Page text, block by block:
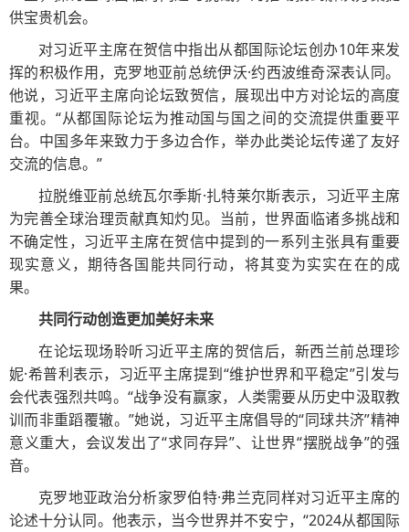
供宝贵机会。
对习近平主席在贺信中指出从都国际论坛创办10年来发
挥的积极作用，克罗地亚前总统伊沃·约西波维奇深表认同。
他说，习近平主席向论坛致贺信，展现出中方对论坛的高度
重视。“从都国际论坛为推动国与国之间的交流提供重要平
台。中国多年来致力于多边合作，举办此类论坛传递了友好
交流的信息。”
拉脱维亚前总统瓦尔季斯·扎特莱尔斯表示，习近平主席
为完善全球治理贡献真知灼见。当前，世界面临诸多挑战和
不确定性，习近平主席在贺信中提到的一系列主张具有重要
现实意义，期待各国能共同行动，将其变为实实在在的成
果。
共同行动创造更加美好未来
在论坛现场聆听习近平主席的贺信后，新西兰前总理珍
妮·希普利表示，习近平主席提到“维护世界和平稳定”引发与
会代表强烈共鸣。“战争没有赢家，人类需要从历史中汲取教
训而非重蹈覆辙。”她说，习近平主席倡导的“同球共济”精神
意义重大，会议发出了“求同存异”、让世界“摆脱战争”的强
音。
克罗地亚政治分析家罗伯特·弗兰克同样对习近平主席的
论述十分认同。他表示，当今世界并不安宁，“2024从都国际